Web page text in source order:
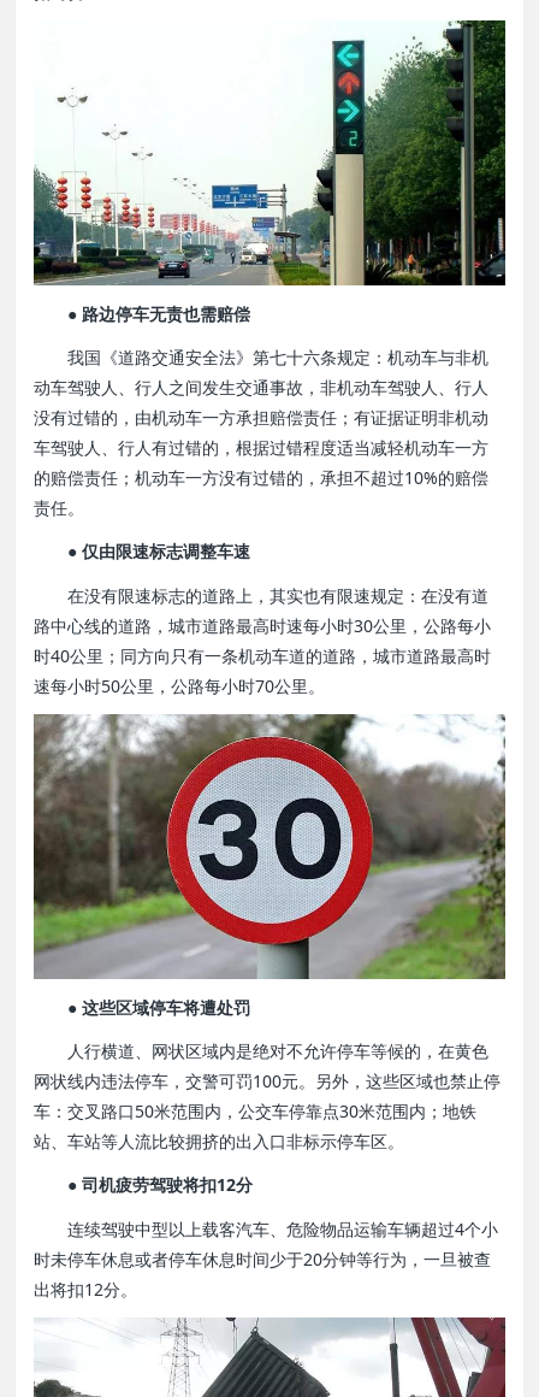
● 路边停车无责也需赔偿
我国《道路交通安全法》第七十六条规定：机动车与非机
动车驾驶人、行人之间发生交通事故，非机动车驾驶人、行人
没有过错的，由机动车一方承担赔偿责任；有证据证明非机动
车驾驶人、行人有过错的，根据过错程度适当减轻机动车一方
的赔偿责任；机动车一方没有过错的，承担不超过10%的赔偿
责任。
● 仅由限速标志调整车速
在没有限速标志的道路上，其实也有限速规定：在没有道
路中心线的道路，城市道路最高时速每小时30公里，公路每小
时40公里；同方向只有一条机动车道的道路，城市道路最高时
速每小时50公里，公路每小时70公里。
● 这些区域停车将遭处罚
人行横道、网状区域内是绝对不允许停车等候的，在黄色
网状线内违法停车，交警可罚100元。另外，这些区域也禁止停
车：交叉路口50米范围内，公交车停靠点30米范围内；地铁
站、车站等人流比较拥挤的出入口非标示停车区。
● 司机疲劳驾驶将扣12分
连续驾驶中型以上载客汽车、危险物品运输车辆超过4个小
时未停车休息或者停车休息时间少于20分钟等行为，一旦被查
出将扣12分。